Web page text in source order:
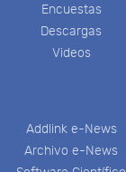
Encuestas
Descargas
Videos
Addlink e-News
Archivo e-News